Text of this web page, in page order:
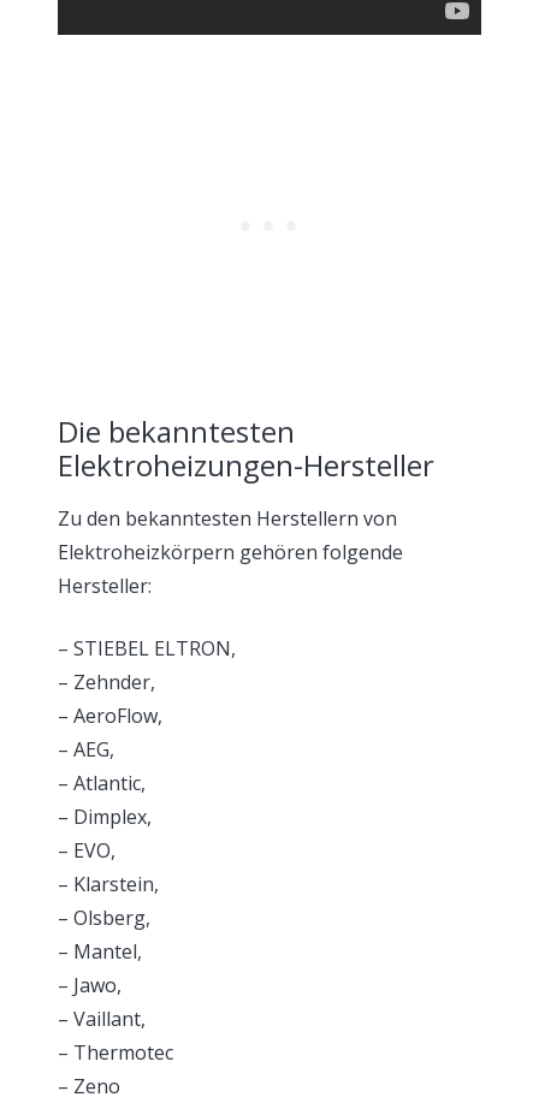
Die bekanntesten
Elektroheizungen-Hersteller
Zu den bekanntesten Herstellern von
Elektroheizkörpern gehören folgende
Hersteller:
– STIEBEL ELTRON,
– Zehnder,
– AeroFlow,
– AEG,
– Atlantic,
– Dimplex,
– EVO,
– Klarstein,
– Olsberg,
– Mantel,
– Jawo,
– Vaillant,
– Thermotec
– Zeno